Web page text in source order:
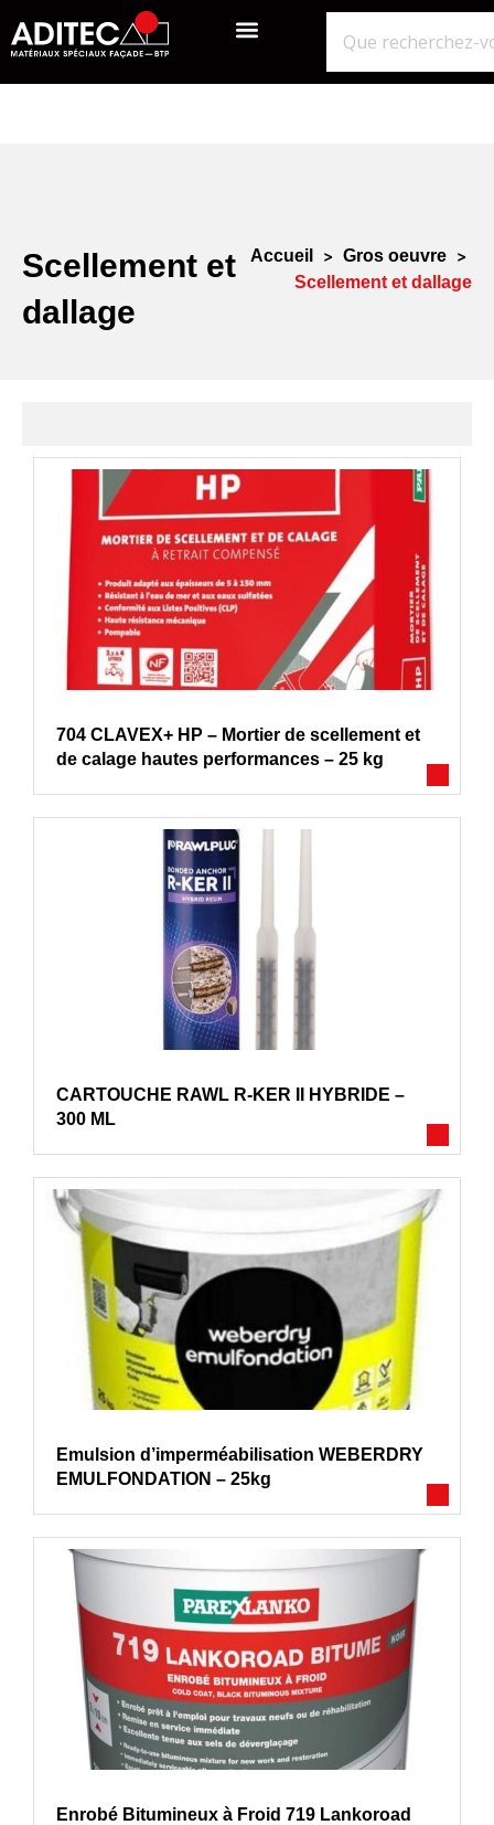
Scellement et
dallage
Accueil > Gros oeuvre >
Scellement et dallage
704 CLAVEX+ HP – Mortier de scellement et
de calage hautes performances – 25 kg
CARTOUCHE RAWL R-KER II HYBRIDE –
300 ML
Emulsion d’imperméabilisation WEBERDRY
EMULFONDATION – 25kg
Enrobé Bitumineux à Froid 719 Lankoroad